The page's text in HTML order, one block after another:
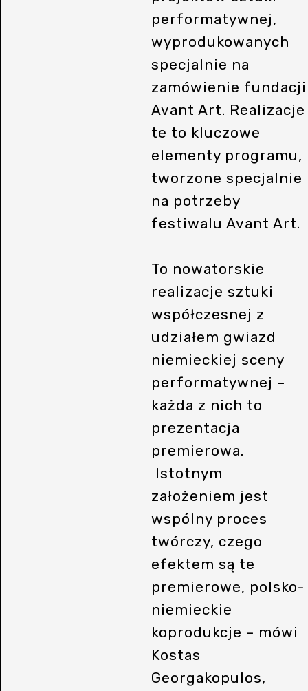
performatywnej,
wyprodukowanych
specjalnie na
zamówienie fundacji
Avant Art. Realizacje
te to kluczowe
elementy programu,
tworzone specjalnie
na potrzeby
festiwalu Avant Art.
To nowatorskie
realizacje sztuki
współczesnej z
udziałem gwiazd
niemieckiej sceny
performatywnej –
każda z nich to
prezentacja
premierowa.
Istotnym
założeniem jest
wspólny proces
twórczy, czego
efektem są te
premierowe, polsko-
niemieckie
koprodukcje – mówi
Kostas
Georgakopulos,